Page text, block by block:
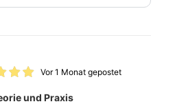
Vor 1 Monat gepostet
und Praxis